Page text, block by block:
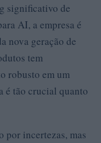
significativo de
AI, a empresa é
nova geração de
tem
robusto em um
é tão crucial quanto
por incertezas, mas